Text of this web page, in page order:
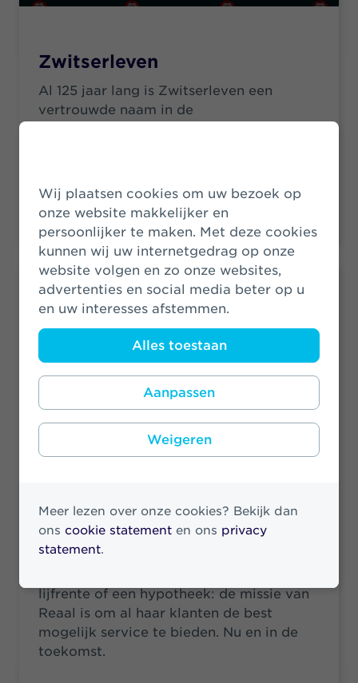
Wij plaatsen cookies om uw bezoek op
onze website makkelijker en
persoonlijker te maken. Met deze cookies
kunnen wij uw internetgedrag op onze
website volgen en zo onze websites,
advertenties en social media beter op u
en uw interesses afstemmen.
Alles toestaan
Aanpassen
Weigeren
Meer lezen over onze cookies? Bekijk dan
ons cookie statement en ons privacy
statement.
Zwitserleven
Al 125 jaar lang is Zwitserleven een
vertrouwde naam in de
ons vernieuwen om pensioenen
menselijker en toegankelijker te maken.
Of het nu gaat om een
uitvaartverzekering, een
overlijdensrisicoverzekering, een
lijfrente of een hypotheek: de missie van
Reaal is om al haar klanten de best
mogelijk service te bieden. Nu en in de
toekomst.